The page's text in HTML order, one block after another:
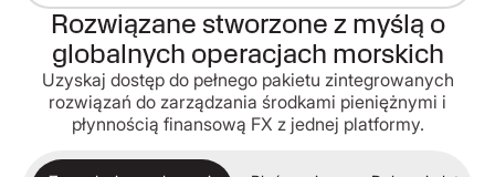
Rozwiązane stworzone z myślą o
globalnych operacjach morskich
Uzyskaj dostęp do pełnego pakietu zintegrowanych
rozwiązań do zarządzania środkami pieniężnymi i
płynnością finansową FX z jednej platformy.